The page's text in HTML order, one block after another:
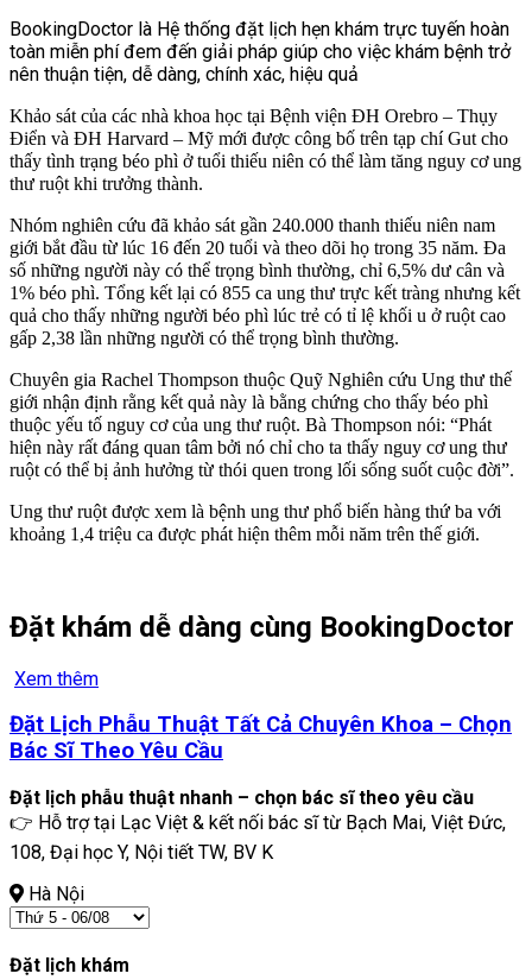
BookingDoctor là Hệ thống đặt lịch hẹn khám trực tuyến hoàn
toàn miễn phí đem đến giải pháp giúp cho việc khám bệnh trở
nên thuận tiện, dễ dàng, chính xác, hiệu quả
Khảo sát của các nhà khoa học tại Bệnh viện ĐH Orebro – Thụy
Điển và ĐH Harvard – Mỹ mới được công bố trên tạp chí Gut cho
thấy tình trạng béo phì ở tuổi thiếu niên có thể làm tăng nguy cơ ung
thư ruột khi trưởng thành.
Nhóm nghiên cứu đã khảo sát gần 240.000 thanh thiếu niên nam
giới bắt đầu từ lúc 16 đến 20 tuổi và theo dõi họ trong 35 năm. Đa
số những người này có thể trọng bình thường, chỉ 6,5% dư cân và
1% béo phì. Tổng kết lại có 855 ca ung thư trực kết tràng nhưng kết
quả cho thấy những người béo phì lúc trẻ có tỉ lệ khối u ở ruột cao
gấp 2,38 lần những người có thể trọng bình thường.
Chuyên gia Rachel Thompson thuộc Quỹ Nghiên cứu Ung thư thế
giới nhận định rằng kết quả này là bằng chứng cho thấy béo phì
thuộc yếu tố nguy cơ của ung thư ruột. Bà Thompson nói: “Phát
hiện này rất đáng quan tâm bởi nó chỉ cho ta thấy nguy cơ ung thư
ruột có thể bị ảnh hưởng từ thói quen trong lối sống suốt cuộc đời”.
Ung thư ruột được xem là bệnh ung thư phổ biến hàng thứ ba với
khoảng 1,4 triệu ca được phát hiện thêm mỗi năm trên thế giới.
Đặt khám dễ dàng cùng BookingDoctor
Xem thêm
Đặt Lịch Phẫu Thuật Tất Cả Chuyên Khoa – Chọn
Bác Sĩ Theo Yêu Cầu
Đặt lịch phẫu thuật nhanh – chọn bác sĩ theo yêu cầu
👉 Hỗ trợ tại Lạc Việt & kết nối bác sĩ từ Bạch Mai, Việt Đức,
108, Đại học Y, Nội tiết TW, BV K
Hà Nội
Đặt lịch khám